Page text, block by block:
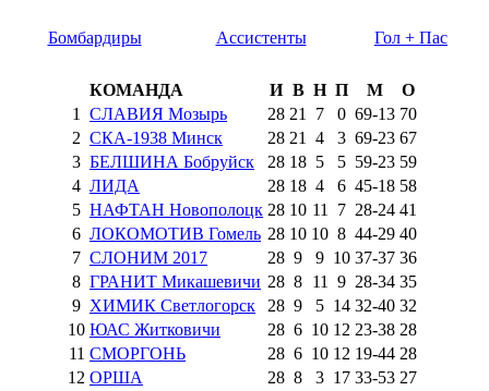
Бомбардиры Ассистенты Гол + Пас
КОМАНДА И В Н П М
О
1
СЛАВИЯ Мозырь 28 21 7 0 69-13 70
2 СКА-1938 Минск 28 21 4 3 69-23 67
3 БЕЛШИНА Бобруйск 28 18 5 5 59-23 59
4 ЛИДА 28 18 4 6 45-18 58
5 НАФТАН Новополоцк 28 10 11 7 28-24 41
6 ЛОКОМОТИВ Гомель 28 10 10 8 44-29 40
7 СЛОНИМ 2017 28 9 9 10 37-37 36
8 ГРАНИТ Микашевичи 28 8 11 9 28-34 35
9 ХИМИК Светлогорск 28 9 5 14 32-40 32
10 ЮАС Житковичи 28 6 10 12 23-38 28
11 СМОРГОНЬ 28 6 10 12 19-44 28
12 ОРША 28 8 3 17 33-53 27